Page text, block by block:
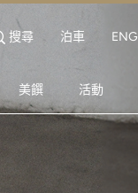
搜尋 泊車 ENG
美饌 活動